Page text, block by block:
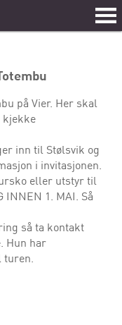
på Vier. Her skal
kjekke
inn til Stølsvik og
i invitasjonen.
eller utstyr til
INNEN 1. MAI. Så
så ta kontakt
Hun har